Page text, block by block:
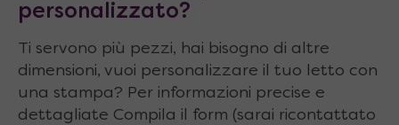
corrispondenza della feritoia di
viti che la bloccano sulla barra interna,
con fori filettati, che scorre nel tibolare e
si collega al piede. La parte con occhiello
personalizzato?
Ti servono più pezzi, hai bisogno di altre
dimensioni, vuoi personalizzare il tuo letto con
una stampa? Per informazioni precise e
dettagliate Compila il form (sarai ricontattato